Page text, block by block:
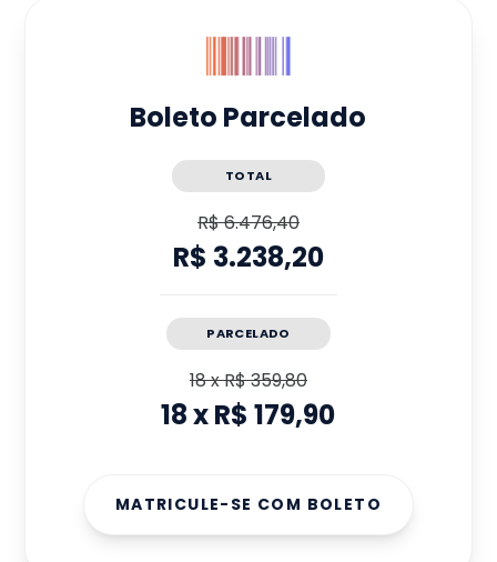
Boleto Parcelado
TOTAL
R$ 6.476,40
R$ 3.238,20
PARCELADO
18xR$ 359,80
18xR$ 179,90
MATRICULE-SE COM BOLETO